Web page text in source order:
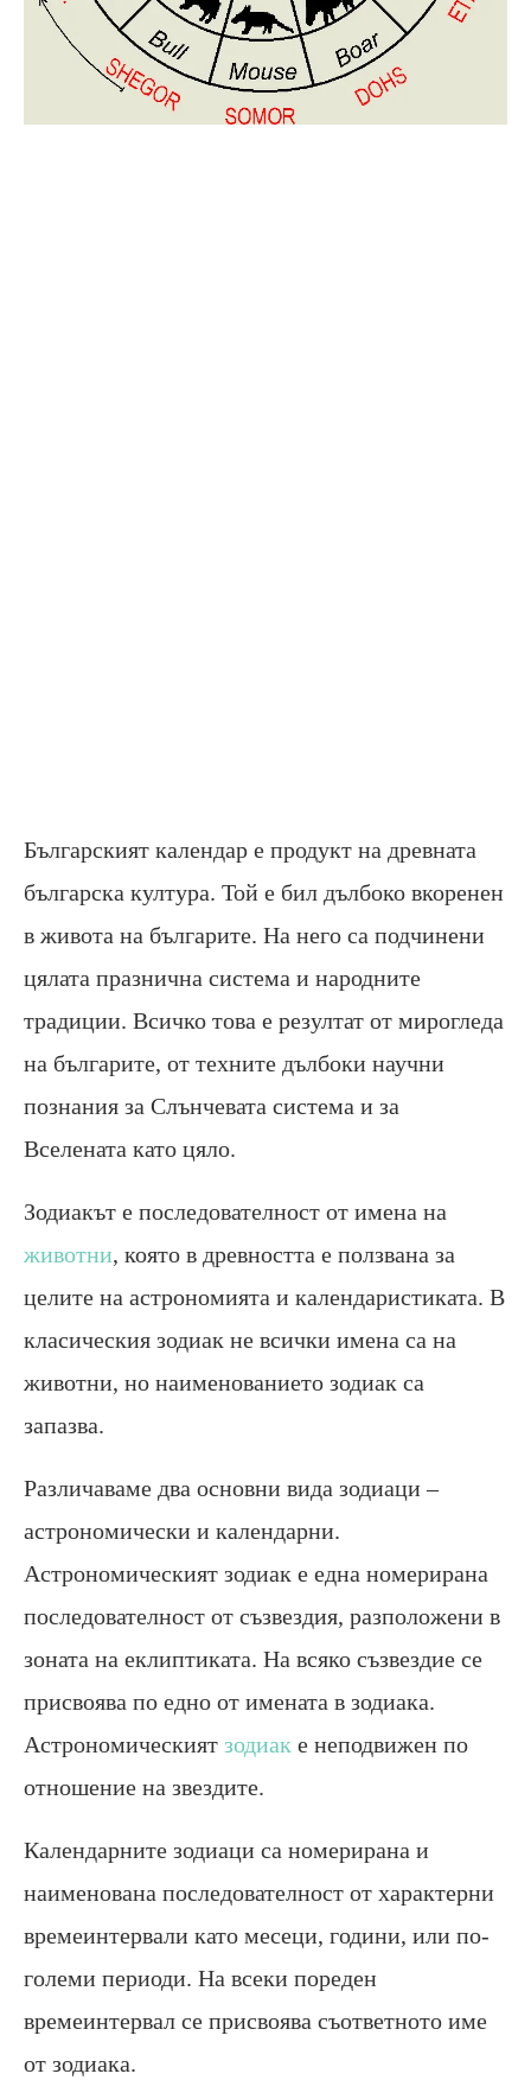
Българският календар е продукт на древната
българска култура. Той е бил дълбоко вкоренен
в живота на българите. На него са подчинени
цялата празнична система и народните
традиции. Всичко това е резултат от мирогледа
на българите, от техните дълбоки научни
познания за Слънчевата система и за
Вселената като цяло.
Зодиакът е последователност от имена на
животни, която в древността е ползвана за
целите на астрономията и календаристиката. В
класическия зодиак не всички имена са на
животни, но наименованието зодиак са
запазва.
Различаваме два основни вида зодиаци –
астрономически и календарни.
Астрономическият зодиак е една номерирана
последователност от съзвездия, разположени в
зоната на еклиптиката. На всяко съзвездие се
присвоява по едно от имената в зодиака.
Астрономическият зодиак е неподвижен по
отношение на звездите.
Календарните зодиаци са номерирана и
наименована последователност от характерни
времеинтервали като месеци, години, или по-
големи периоди. На всеки пореден
времеинтервал се присвоява съответното име
от зодиака.